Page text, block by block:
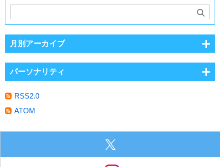
月別アーカイブ
パーソナリティ
RSS2.0
ATOM